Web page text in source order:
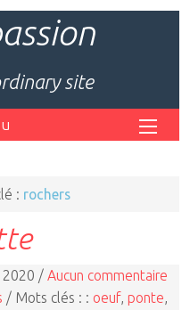
site
: rochers
2020 / Aucun commentaire
/ Mots clés : : oeuf, ponte